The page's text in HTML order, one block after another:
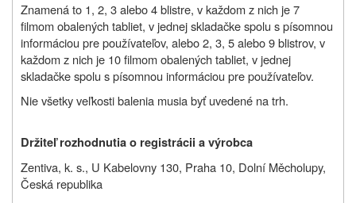
Znamená to 1, 2, 3 alebo 4 blistre, v každom z nich je 7
filmom obalených tabliet, v jednej skladačke spolu s písomnou
informáciou pre používateľov, alebo 2, 3, 5 alebo 9 blistrov, v
každom z nich je 10 filmom obalených tabliet, v jednej
skladačke spolu s písomnou informáciou pre používateľov.
Nie všetky veľkosti balenia musia byť uvedené na trh.
Držiteľ rozhodnutia o registrácii a výrobca
Zentiva, k. s., U Kabelovny 130, Praha 10, Dolní Měcholupy,
Česká republika